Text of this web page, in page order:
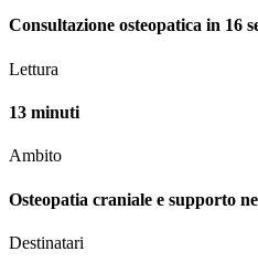
Consultazione osteopatica in 16
Lettura
13 minuti
Ambito
Osteopatia craniale e supporto
Destinatari